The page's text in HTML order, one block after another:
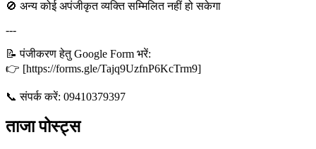
🚫 अन्य कोई अपंजीकृत व्यक्ति सम्मिलित नहीं हो सकेगा
---
📝 पंजीकरण हेतु Google Form भरें:
👉 [https://forms.gle/Tajq9UzfnP6KcTrm9]
📞 संपर्क करें: 09410379397
ताजा पोस्ट्स